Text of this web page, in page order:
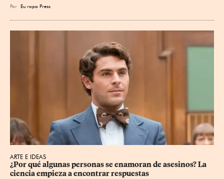
Por Eu ropa Press
ARTE E IDEAS
¿Por qué algunas personas se enamoran de asesinos? La
ciencia empieza a encontrar respuestas